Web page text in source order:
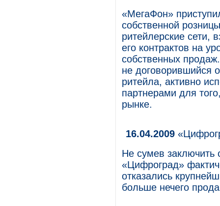
«МегаФон»
собственной
ритейлерские сети,
его контрактов на
собственных
не договорившийся
ритейла, активно
партнерами для
рынке.
16.04.2009
Не сумев заключить
«Цифроград»
отказались
больше нечего